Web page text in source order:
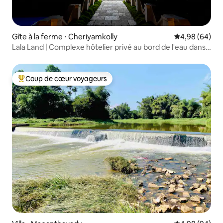
Gîte à la ferme ⋅ Cheriyamkolly Évaluation
4,98 (64)
Lala Land | Complexe hôtelier privé au bord de l'eau dans
Coups de cœur voyageurs les plus appréciés
Coup de cœur voyageurs